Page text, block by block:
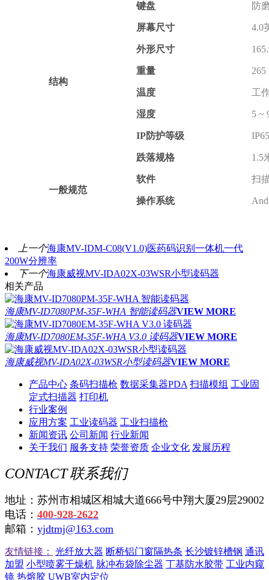
结构
键盘 防
屏幕尺寸 4.0
外形尺寸
重量
温度 工
湿度 5 ~
IP防护等级 IP65
跌落规格 1.5
一般规范
软件 扫
操作系统
上一个海康MV-IDM-C08(V1.0)医药码识别一体机一代
200W分辨率
下一个海康威视MV-IDA02X-03WSR小型读码器
相关产品
海康MV-ID7080PM-35F-WHA 智能读码器VIEW MORE
海康MV-ID7080EM-35F-WHA V3.0 读码器VIEW MORE
海康威视MV-IDA02X-03WSR小型读码器VIEW MORE
产品中心 条码扫描枪 数据采集器PDA 扫描模组 工业固
定式扫描器 打印机
行业案例
应用方案 工业读码器 工业扫描枪
新闻资讯 公司新闻 行业新闻
关于我们 服务支持 荣誉资质 企业文化 发展历程
CONTACT联系我们
地址：苏州市相城区相城大道666号中翔大厦29层29002
电话： 400-928-2622
邮箱： yjdtmj@163.com
友情链接： 光纤放大器 断桥铝门窗隔热条 长沙镀锌槽钢 通讯
加盟 小型喷雾干燥机 脉冲布袋除尘器 丁基防水胶带 工业内窥
镜 热熔胶 UWB室内定位